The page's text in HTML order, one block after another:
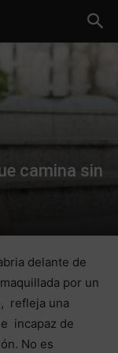
camina sin
delante de
por un
refleja una
incapaz de
No es